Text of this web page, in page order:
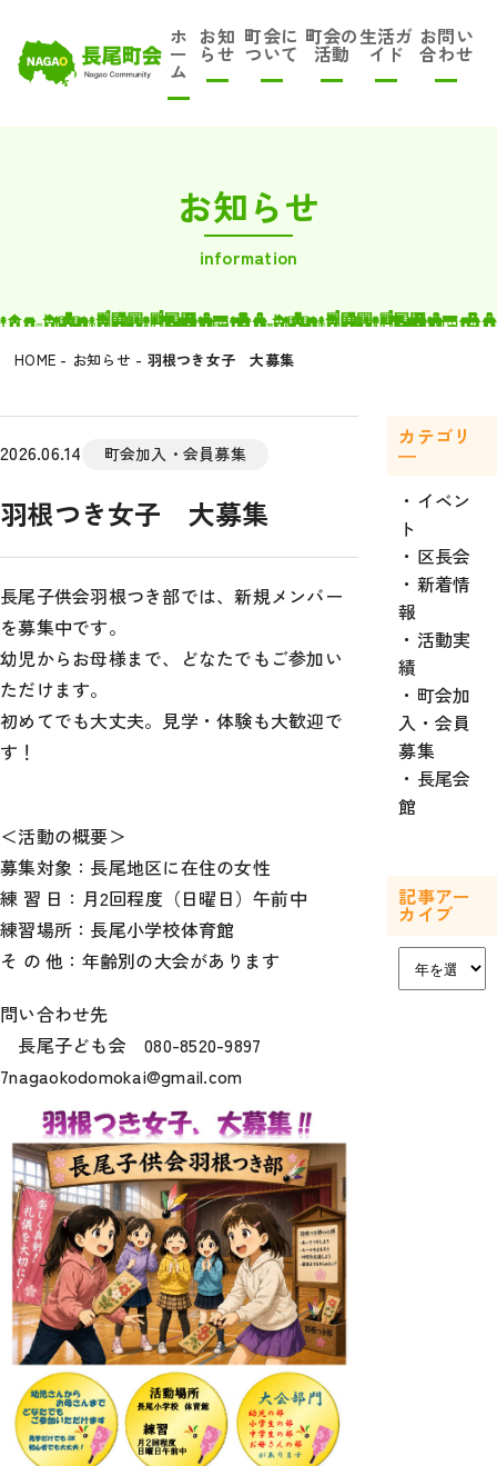
ホ
ー
ム
お知
らせ
町会に
ついて
町会の
活動
生活ガ
イド
お問い
合わせ
お知らせ
information
HOME - お知らせ - 羽根つき女子 大募集
2026.06.14 町会加入・会員募集
羽根つき女子 大募集
長尾子供会羽根つき部では、新規メンバー
を募集中です。
幼児からお母様まで、どなたでもご参加い
ただけます。
初めてでも大丈夫。見学・体験も大歓迎で
す！
＜活動の概要＞
募集対象：長尾地区に在住の女性
練 習 日：月2回程度（日曜日）午前中
練習場所：長尾小学校体育館
そ の 他：年齢別の大会があります
問い合わせ先
長尾子ども会 080-8520-9897
7nagaokodomokai@gmail.com
カテゴリ
―
イベン
ト
区長会
新着情
報
活動実
績
町会加
入・会員
募集
長尾会
館
記事アー
カイブ
ー